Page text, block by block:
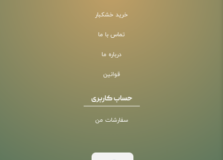
خرید خشکبار
تماس با ما
درباره ما
قوانین
حساب کاربری
سفارشات من